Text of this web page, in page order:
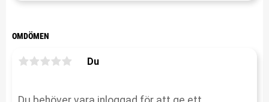
OMDÖMEN
Du